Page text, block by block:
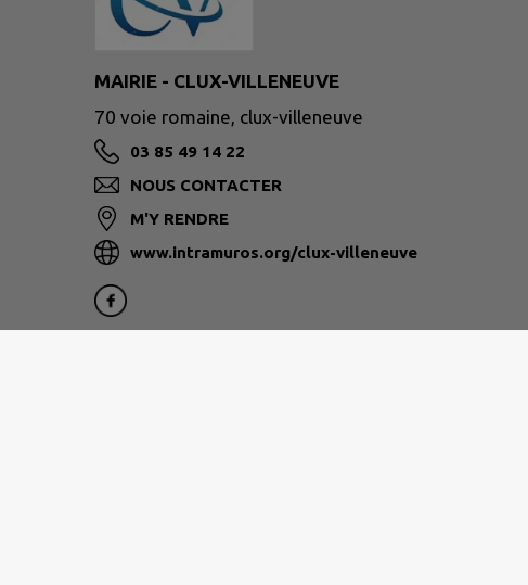
MAIRIE - CLUX-VILLENEUVE
70 voie romaine, clux-villeneuve
03 85 49 14 22
NOUS CONTACTER
M'Y RENDRE
www.intramuros.org/clux-villeneuve